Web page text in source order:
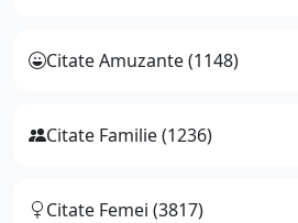
Citate Amuzante (1148)
Citate Familie (1236)
Citate Femei (3817)